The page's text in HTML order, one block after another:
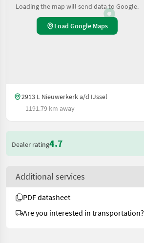
Loading the map will send data to Google.
Load Google Maps
2913 L Nieuwerkerk a/d IJssel
1191.79 km away
Dealer rating4.7
Additional services
PDF datasheet
Are you interested in transportation?